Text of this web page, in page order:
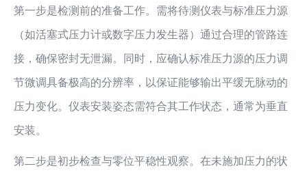
第一步是检测前的准备工作。需将待测仪表与标准压力源
（如活塞式压力计或数字压力发生器）通过合理的管路连
接，确保密封无泄漏。同时，应确认标准压力源的压力调
节微调具备极高的分辨率，以保证能够输出平缓无脉动的
压力变化。仪表安装姿态需符合其工作状态，通常为垂直
安装。
第二步是初步检查与零位平稳性观察。在未施加压力的状